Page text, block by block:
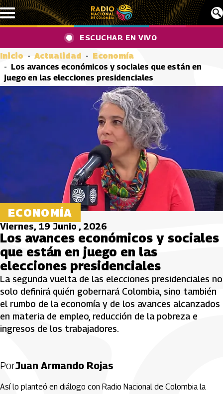
Pasar al contenido principal
ESCUCHAR EN VIVO
Inicio Actualidad
Economía
Los avances económicos y sociales que están en
juego en las elecciones presidenciales
ECONOMÍA
Viernes, 19 Junio , 2026
Los avances económicos y sociales
que están en juego en las
elecciones presidenciales
La segunda vuelta de las elecciones presidenciales no
solo definirá quién gobernará Colombia, sino también
el rumbo de la economía y de los avances alcanzados
en materia de empleo, reducción de la pobreza e
ingresos de los trabajadores.
PorJuan Armando Rojas
Así lo planteó en diálogo con Radio Nacional de Colombia la